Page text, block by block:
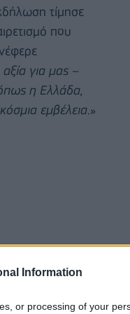
Information
or processing of your
τίμησε
που
για μας –
η Ελλάδα,
εμβέλεια.»